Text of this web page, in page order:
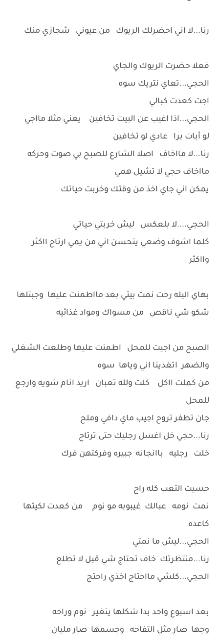
رنا...لا اني احضرلك الريوك من عيوني شجازي منك
فعلا حضرت الريوك والجاي
الحجي...تعاي نتريك سوه
اجت كعدت كبالي
الحجي...اذا اغيب عن البيت تخافين يعني مثلا مااجي
لو أبات برا عادي لو تخافين
رنا...لا مااخاف اصلا الشارع للصبح بي صوت وحركه
مااخاف حجي لا تشيل همي
يمكن اني جاي اخذ من وقتك وخربت حياتك
الحجي....لا بلعكس ليش خربتي حياتي
كلما اشوف وضعي يتحسن اني من يمي ارتاح ااكثر
وااكثر
بهاي اليله رحت نمت بيتي بعد مااطمنت عليها وجبتلها
شكو شي ناقص من مسواك ومواد غذائيه
الصبح من اجيت للمحل اطمنت عليها وطلعت الشغلي
والضهر اتغدينا اني وياها سوه
من كملت ااكل كلت ولله تعبان اريد انام شويه وارجع
للمحل
جان تطفر تروح اجيب ماي دافي وملح
رنا...حجي خل اغسل رجليك حتى ترتاح
خلت رجليه باانجانه جبيره وفركتهن فرك
حسيت التعب كله راح
نمت نومه عبالك غيبوبه مو نوم من كعدت لكيتها
كاعده
الحجي...ليش ما نمتي
رنا...منتظرتك خاف تحتاج شي قبل لا تطلع
الحجي...كلشي مااحتاج اخذي راحتج
بعد اسبوع واحد بدا شكلها يتغير نوم وراحه
وجها صار مثل التفاحه وجسمها صار مليان